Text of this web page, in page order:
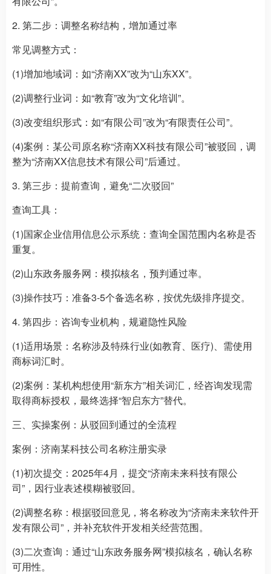
2. 第二步：调整名称结构，增加通过率
常见调整方式：
(1)增加地域词：如“济南XX”改为“山东XX”。
(2)调整行业词：如“教育”改为“文化培训”。
(3)改变组织形式：如“有限公司”改为“有限责任公司”。
(4)案例：某公司原名称“济南XX科技有限公司”被驳回，调
整为“济南XX信息技术有限公司”后通过。
3. 第三步：提前查询，避免“二次驳回”
查询工具：
(1)国家企业信用信息公示系统：查询全国范围内名称是否
重复。
(2)山东政务服务网：模拟核名，预判通过率。
(3)操作技巧：准备3-5个备选名称，按优先级排序提交。
4. 第四步：咨询专业机构，规避隐性风险
(1)适用场景：名称涉及特殊行业(如教育、医疗)、需使用
商标词汇时。
(2)案例：某机构想使用“新东方”相关词汇，经咨询发现需
取得商标授权，最终选择“智启东方”替代。
三、实操案例：从驳回到通过的全流程
案例：济南某科技公司名称注册实录
(1)初次提交：2025年4月，提交“济南未来科技有限公
司”，因行业表述模糊被驳回。
(2)调整名称：根据驳回意见，将名称改为“济南未来软件开
发有限公司”，并补充软件开发相关经营范围。
(3)二次查询：通过“山东政务服务网”模拟核名，确认名称
可用性。